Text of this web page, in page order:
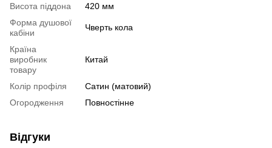
Висота піддона
420 мм
Форма душової
кабіни
Чверть кола
Країна
виробник
товару
Китай
Колір профіля
Сатин (матовий)
Огородження
Повностінне
Відгуки